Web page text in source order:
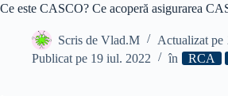
Ce este CASCO? Ce acoperă asigurarea
Scris de Vlad.M Actualizat pe
Publicat pe 19 iul. 2022 în RCA